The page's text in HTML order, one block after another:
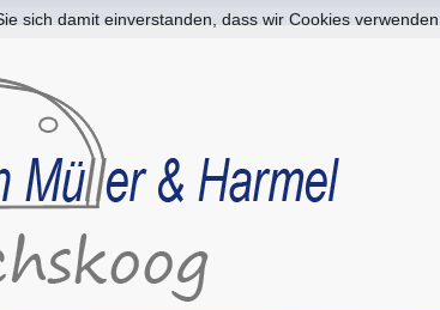
sich damit einverstanden, dass wir Cookies verwenden.